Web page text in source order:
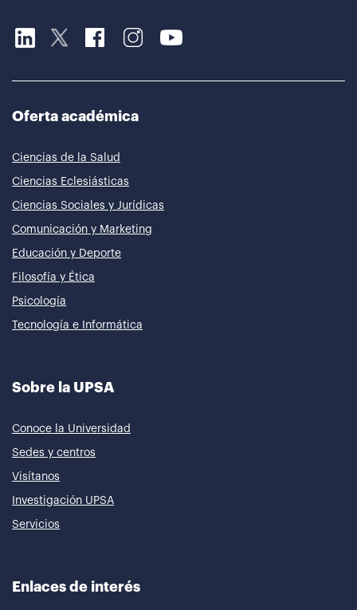
Oferta académica
Ciencias de la Salud
Ciencias Eclesiásticas
Ciencias Sociales y Jurídicas
Comunicación y Marketing
Educación y Deporte
Filosofía y Ética
Psicología
Tecnología e Informática
Sobre la UPSA
Conoce la Universidad
Sedes y centros
Visítanos
Investigación UPSA
Servicios
Enlaces de interés